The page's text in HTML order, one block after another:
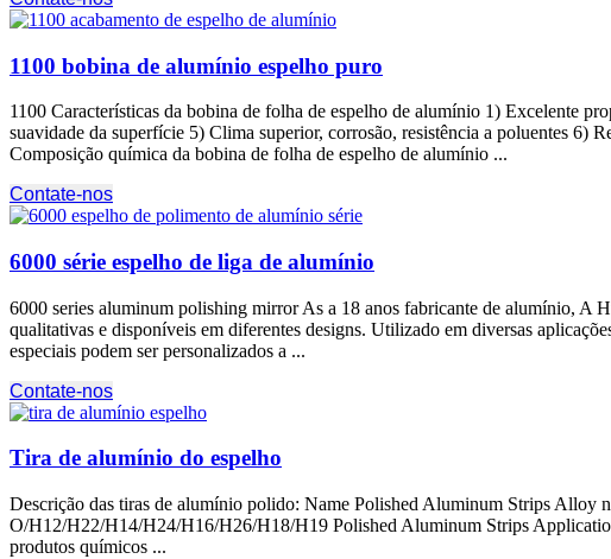
1100 bobina de alumínio espelho puro
1100 Características da bobina de folha de espelho de alumínio 1) Excelente
suavidade da superfície 5) Clima superior, corrosão, resistência a poluentes 6)
Composição química da bobina de folha de espelho de alumínio ...
Contate-nos
6000 série espelho de liga de alumínio
6000 series aluminum polishing mirror As a 18 anos fabricante de alumínio, A
qualitativas e disponíveis em diferentes designs. Utilizado em diversas
especiais podem ser personalizados a ...
Contate-nos
Tira de alumínio do espelho
Descrição das tiras de alumínio polido: Name Polished Aluminum Strips Alloy
O/H12/H22/H14/H24/H16/H26/H18/H19 Polished Aluminum Strips
produtos químicos ...